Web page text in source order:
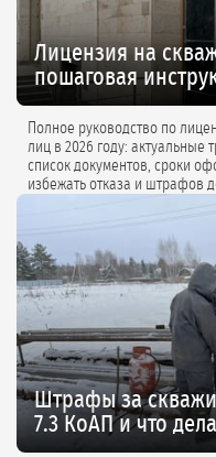
Лицензия на
пошаговая
Полное руководство по
лиц в 2026 году: актуальные требования законодательства, полный
список документов, сроки
избежать отказа и штрафов
Штрафы за
7.3 КоАП и что